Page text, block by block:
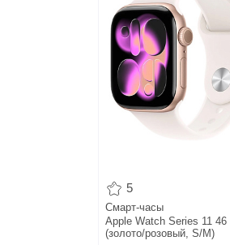
5
Смарт-часы
Apple Watch Series 11
(золото/розовый, S/M)